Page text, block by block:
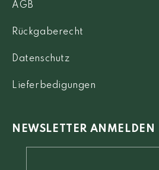
AGB
Rückgaberecht
Datenschutz
Lieferbedigungen
NEWSLETTER ANMELDEN